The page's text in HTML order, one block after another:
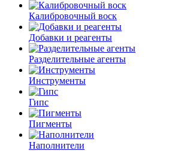
Калибровочный воск
Добавки и реагенты
Разделительные агенты
Инструменты
Гипс
Пигменты
Наполнители